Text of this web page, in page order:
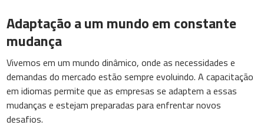
Adaptação a um mundo em constante
mudança
Vivemos em um mundo dinâmico, onde as necessidades e
demandas do mercado estão sempre evoluindo. A capacitação
em idiomas permite que as empresas se adaptem a essas
mudanças e estejam preparadas para enfrentar novos
desafios.